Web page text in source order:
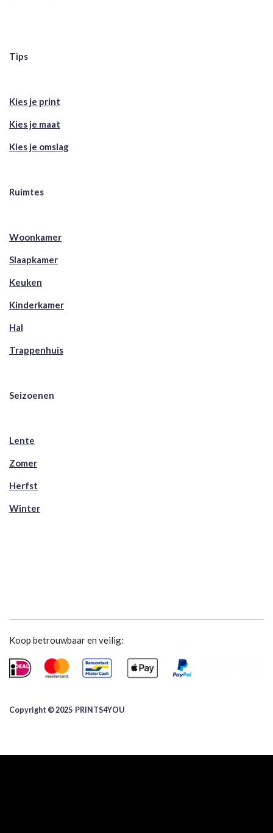
Tips
Kies je print
Kies je maat
Kies je omslag
Ruimtes
Woonkamer
Slaapkamer
Keuken
Kinderkamer
Hal
Trappenhuis
Seizoenen
Lente
Zomer
Herfst
Winter
Koop betrouwbaar en veilig:
Copyright © 2025 ​PRINTS4YOU